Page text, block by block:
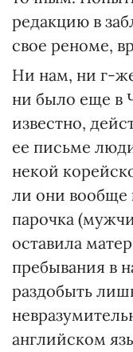
редакцию в
свое реноме,
Ни нам, ни г-
ни было еще в
известно,
ее письме
некой
ли они вообще
парочка
оставила
пребывания в
раздобыть
английском